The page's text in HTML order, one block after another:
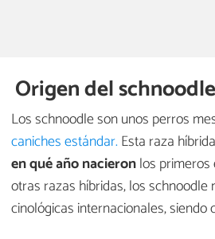
Origen del schnoodle
Los schnoodle son unos perros
caniches estándar.Esta raza
en qué año nacieronlos primeros
otras razas híbridas, los
cinológicas internacionales,